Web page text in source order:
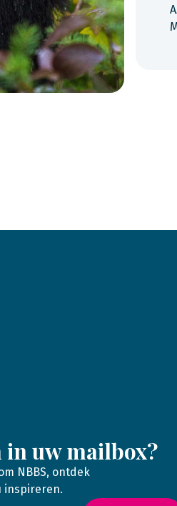
in uw mailbox?
NBBS, ontdek
inspireren.